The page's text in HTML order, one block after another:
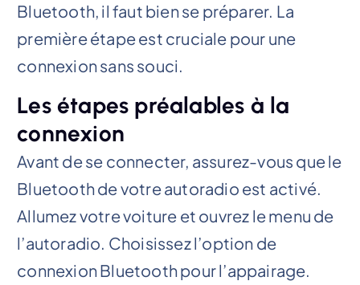
Bluetooth, il faut bien se préparer. La
première étape est cruciale pour une
connexion sans souci.
Les étapes préalables à la
connexion
Avant de se connecter, assurez-vous que le
Bluetooth de votre autoradio est activé.
Allumez votre voiture et ouvrez le menu de
l’autoradio. Choisissez l’option de
connexion Bluetooth pour l’appairage.